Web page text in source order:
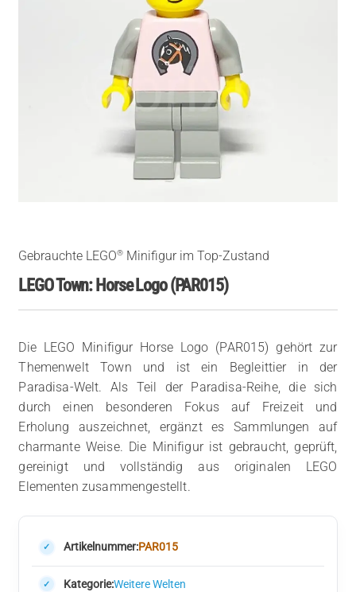
Gebrauchte LEGO® Minifigur im Top-Zustand
LEGO Town: Horse Logo (PAR015)
Die LEGO Minifigur Horse Logo (PAR015) gehört zur
Themenwelt Town und ist ein Begleittier in der
Paradisa-Welt. Als Teil der Paradisa-Reihe, die sich
durch einen besonderen Fokus auf Freizeit und
Erholung auszeichnet, ergänzt es Sammlungen auf
charmante Weise. Die Minifigur ist gebraucht, geprüft,
gereinigt und vollständig aus originalen LEGO
Elementen zusammengestellt.
Artikelnummer:PAR015
Kategorie:Weitere Welten